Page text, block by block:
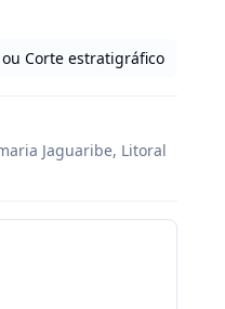
Corte estratigráfico
Jaguaribe, Litoral